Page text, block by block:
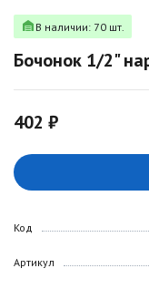
В наличии: 70 шт.
Бочонок 1/2"
402 ₽
Код
Артикул